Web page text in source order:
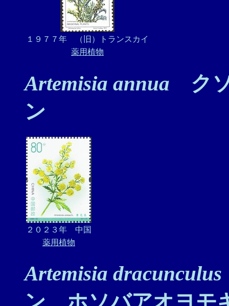
１９７７年 （旧）トランスカイ
薬用植物
Artemisia annua ク
ン
２０２３年 中国
薬用植物
Artemisia dracunculus